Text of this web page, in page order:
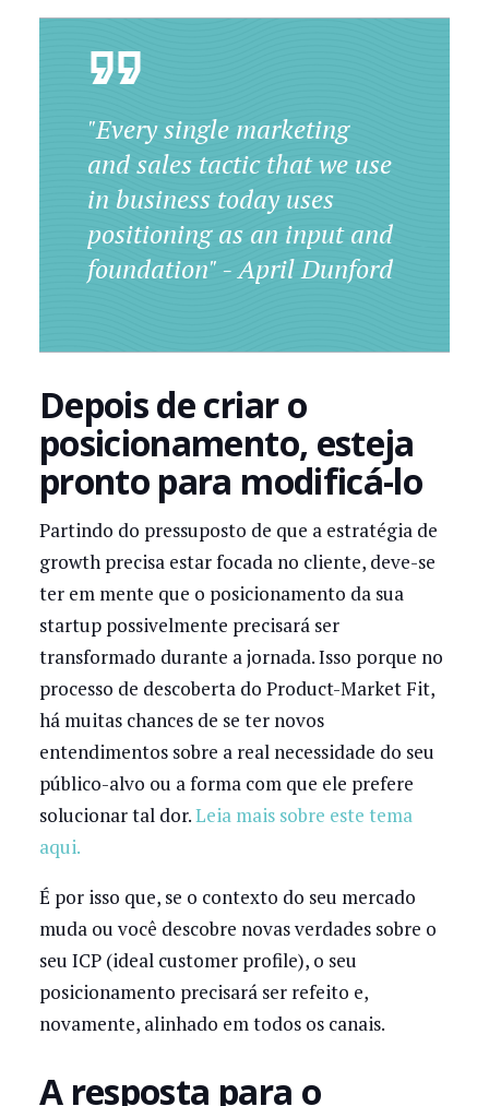
"Every single marketing
and sales tactic that we use
in business today uses
positioning as an input and
foundation" - April Dunford
Depois de criar o
posicionamento, esteja
pronto para modificá-lo
Partindo do pressuposto de que a estratégia de
growth precisa estar focada no cliente, deve-se
ter em mente que o posicionamento da sua
startup possivelmente precisará ser
transformado durante a jornada. Isso porque no
processo de descoberta do Product-Market Fit,
há muitas chances de se ter novos
entendimentos sobre a real necessidade do seu
público-alvo ou a forma com que ele prefere
solucionar tal dor.Leia mais sobre este tema
aqui.
É por isso que, se o contexto do seu mercado
muda ou você descobre novas verdades sobre o
seu ICP (ideal customer profile), o seu
posicionamento precisará ser refeito e,
novamente, alinhado em todos os canais.
A resposta para o